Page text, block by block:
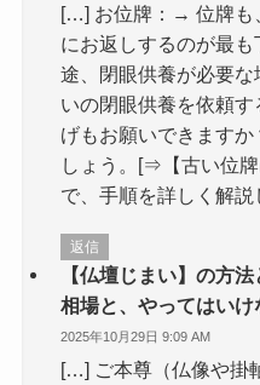
[…] お位牌：→ 位牌も
にお返しするのが最
途、閉眼供養が必要な
いの閉眼供養を依頼
げもお願いできます
しょう。[⇒【古い位
で、手順を詳しく解
返信
【仏壇じまい】の方
相場と、やってはい
2025年10月29日 9:09 AM
[…] ご本尊（仏像や掛